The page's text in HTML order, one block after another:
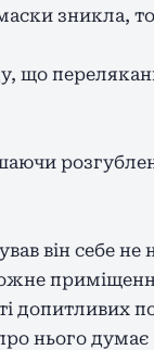
зникла,
що
він себе не
допитливих
нього думає